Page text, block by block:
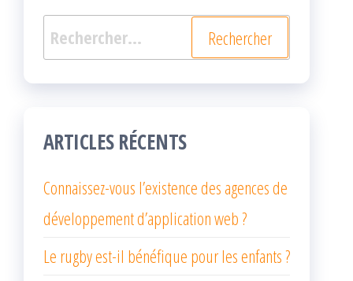
Rechercher :
ARTICLES RÉCENTS
Connaissez-vous l’existence des agences de
développement d’application web ?
Le rugby est-il bénéfique pour les enfants ?